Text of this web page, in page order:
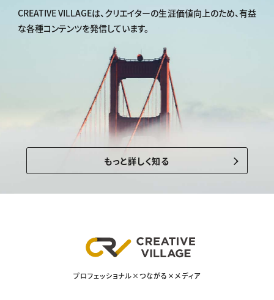
CREATIVE VILLAGEは、クリエイターの生涯価値向上のため、有益
な各種コンテンツを発信しています。
もっと詳しく知る
プロフェッショナル×つながる×メディア